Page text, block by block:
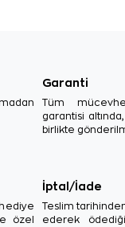
Garanti
Tüm
garantisi
birlikte
özel
İptal/İade
Teslim
ederek